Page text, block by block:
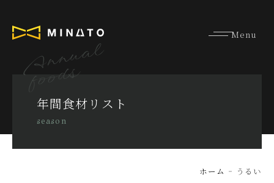
年間食材リスト
season
Annual
foods
ホーム うるい